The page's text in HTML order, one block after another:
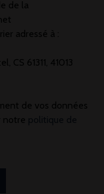
de la
adressé à :
CS 61311, 41013
de vos données
notre